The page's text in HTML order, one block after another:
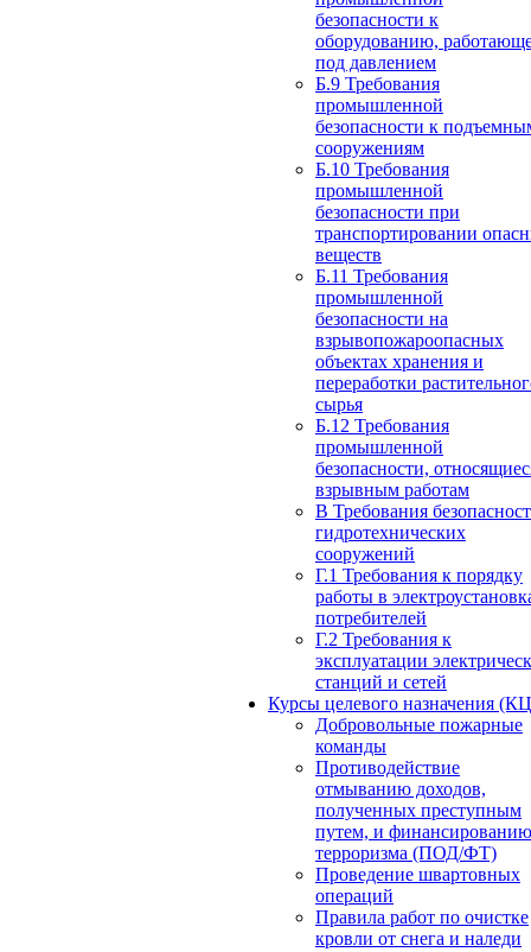
безопасности к
оборудованию,
под давлением
Б.9 Требования
промышленной
безопасности к
сооружениям
Б.10 Требования
промышленной
безопасности при
транспортировании
веществ
Б.11 Требования
промышленной
безопасности на
взрывопожароопасных
объектах хранения и
переработки
сырья
Б.12 Требования
промышленной
безопасности,
взрывным работам
В Требования
гидротехнических
сооружений
Г.1 Требования к порядку
работы в
потребителей
Г.2 Требования к
эксплуатации
станций и сетей
Курсы целевого назначения
Добровольные пожарные
команды
Противодействие
отмыванию доходов,
полученных преступным
путем, и финансированию
терроризма (ПОД/ФТ)
Проведение швартовных
операций
Правила работ по очистке
кровли от снега и наледи